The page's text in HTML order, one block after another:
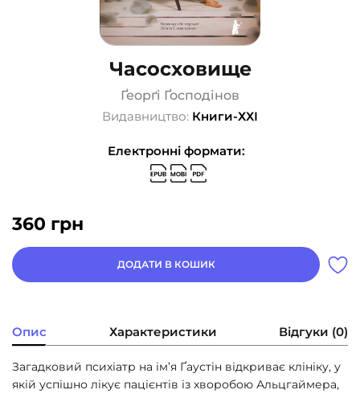
Часосховище
Ґеорґі Ґосподінов
Видавництво: Книги-ХХІ
Електронні формати:
360 грн
ДОДАТИ В КОШИК
Опис Характеристики Відгуки (0)
Загадковий психіатр на ім’я Ґаустін відкриває клініку, у
якій успішно лікує пацієнтів із хворобою Альцгаймера,